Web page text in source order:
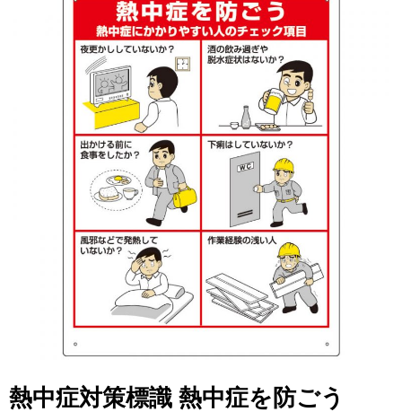
熱中症対策標識 熱中症を防ごう